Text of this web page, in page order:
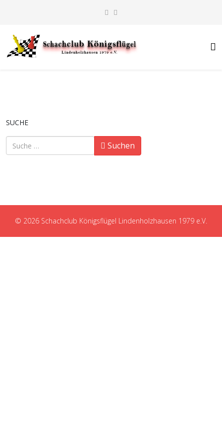
SUCHE
Suchen
Suchen
© 2026 Schachclub Königsflügel Lindenholzhausen 1979 e.V.